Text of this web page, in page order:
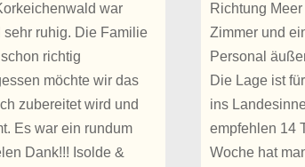
war
ruhig. Die Familie
richtig
möchte wir das
zubereitet wird und
Es war ein rundum
Dank!!! Isolde &
Richtung
Zimmer und
Personal
Die Lage ist
ins
empfehlen 14
Woche hat